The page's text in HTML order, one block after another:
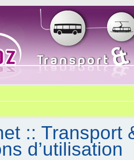
:: Transport
d’utilisation